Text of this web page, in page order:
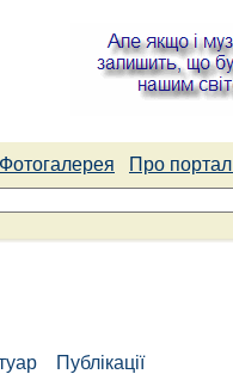
Фотогалерея Про портал
Публікації